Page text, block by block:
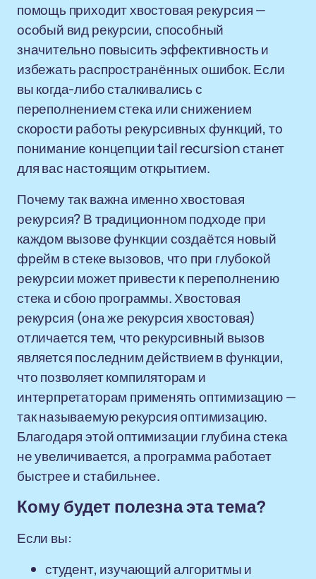
помощь приходит хвостовая рекурсия —
особый вид рекурсии, способный
значительно повысить эффективность и
избежать распространённых ошибок. Если
вы когда-либо сталкивались с
переполнением стека или снижением
скорости работы рекурсивных функций, то
понимание концепции tail recursion станет
для вас настоящим открытием.
Почему так важна именно хвостовая
рекурсия? В традиционном подходе при
каждом вызове функции создаётся новый
фрейм в стеке вызовов, что при глубокой
рекурсии может привести к переполнению
стека и сбою программы. Хвостовая
рекурсия (она же рекурсия хвостовая)
отличается тем, что рекурсивный вызов
является последним действием в функции,
что позволяет компиляторам и
интерпретаторам применять оптимизацию —
так называемую рекурсия оптимизацию.
Благодаря этой оптимизации глубина стека
не увеличивается, а программа работает
быстрее и стабильнее.
Кому будет полезна эта тема?
Если вы:
студент, изучающий алгоритмы и